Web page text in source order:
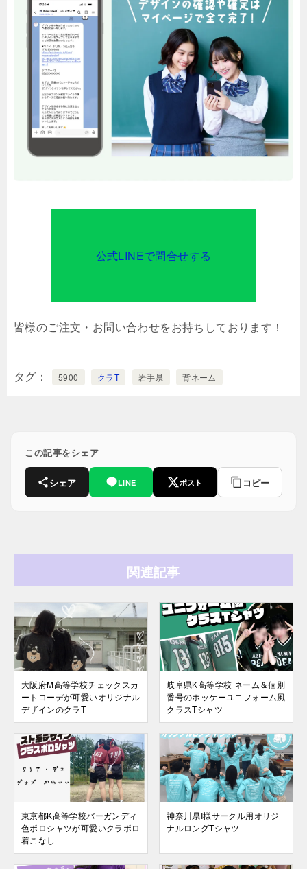
公式LINEで問合せする
皆様のご注文・お問い合わせをお持ちしております！
タグ 5900 クラT 岩手県 背ネーム
この記事をシェア
シェア LINE ポスト コピー
関連記事
大阪府M高等学校チェックスカ
ートコーデが可愛いオリジナル
デザインのクラT
岐阜県K高等学校 ネーム＆個別
番号のホッケーユニフォーム風
クラスTシャツ
東京都K高等学校バーガンディ
色ポロシャツが可愛いクラポロ
着こなし
神奈川県I様サークル用オリジ
ナルロングTシャツ